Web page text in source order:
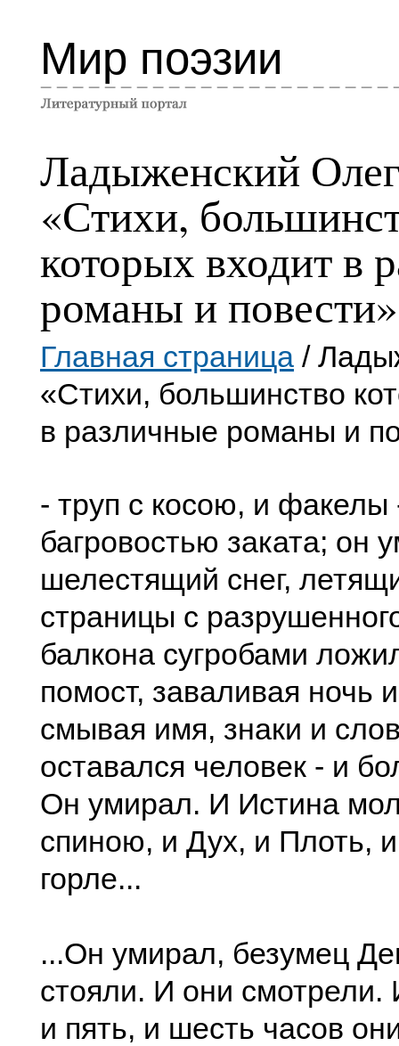
Мир поэзии
Ладыженский
«Стихи,
которых входит в
романы и повести»
Главная страница /
«Стихи, большинство
в различные романы и
- труп с косою, и факелы
багровостью заката; он
шелестящий снег,
страницы с
балкона сугробами
помост, заваливая ночь
смывая имя, знаки и
оставался человек - и
Он умирал. И Истина
спиною, и Дух, и Плоть,
горле...
...Он умирал, безумец
стояли. И они смотрели.
и пять, и шесть часов